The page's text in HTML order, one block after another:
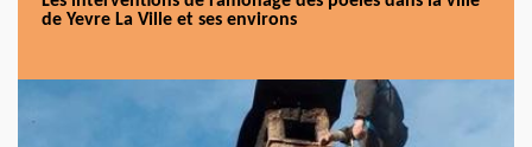
de Yevre La Ville et ses environs